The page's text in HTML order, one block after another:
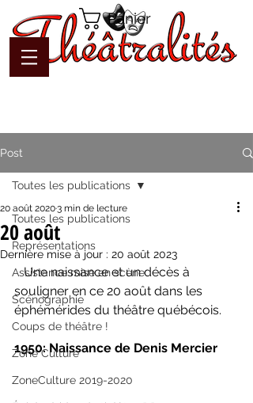
Panier
Post
Toutes les publications
Représentations
Assistance mise en scène
Scénographie
Coups de théâtre !
Zone Culture
ZoneCulture 2019-2020
Toutes les publications
20 août
20 août 20203 min de lecture
Dernière mise à jour : 20 août 2023
   Une naissance et un décès à
souligner en ce 20 août dans les
éphémérides du théâtre québécois.
1950: Naissance de Denis Mercier